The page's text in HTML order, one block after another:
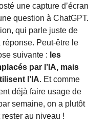
une capture d’écran
question à ChatGPT.
qui parle juste de
Peut-être le
suivante : les
par l’IA, mais
l’IA. Et comme
déjà faire usage de
semaine, on a plutôt
au niveau !